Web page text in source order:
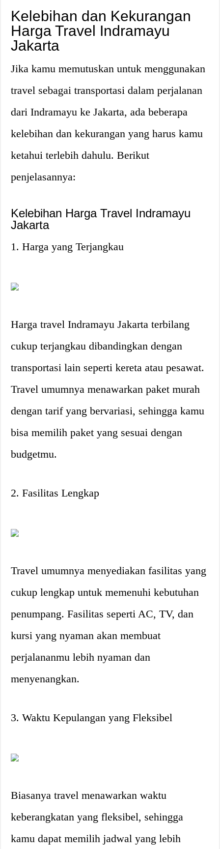
Kelebihan dan Kekurangan
Harga Travel Indramayu
Jakarta
Jika kamu memutuskan untuk menggunakan
travel sebagai transportasi dalam perjalanan
dari Indramayu ke Jakarta, ada beberapa
kelebihan dan kekurangan yang harus kamu
ketahui terlebih dahulu. Berikut
penjelasannya:
Kelebihan Harga Travel Indramayu
Jakarta
1. Harga yang Terjangkau
Harga travel Indramayu Jakarta terbilang
cukup terjangkau dibandingkan dengan
transportasi lain seperti kereta atau pesawat.
Travel umumnya menawarkan paket murah
dengan tarif yang bervariasi, sehingga kamu
bisa memilih paket yang sesuai dengan
budgetmu.
2. Fasilitas Lengkap
Travel umumnya menyediakan fasilitas yang
cukup lengkap untuk memenuhi kebutuhan
penumpang. Fasilitas seperti AC, TV, dan
kursi yang nyaman akan membuat
perjalananmu lebih nyaman dan
menyenangkan.
3. Waktu Kepulangan yang Fleksibel
Biasanya travel menawarkan waktu
keberangkatan yang fleksibel, sehingga
kamu dapat memilih jadwal yang lebih